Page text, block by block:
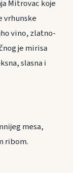
Mitrovac koje
vrhunske
vino, zlatno-
je mirisa
slasna i
mesa,
ribom.